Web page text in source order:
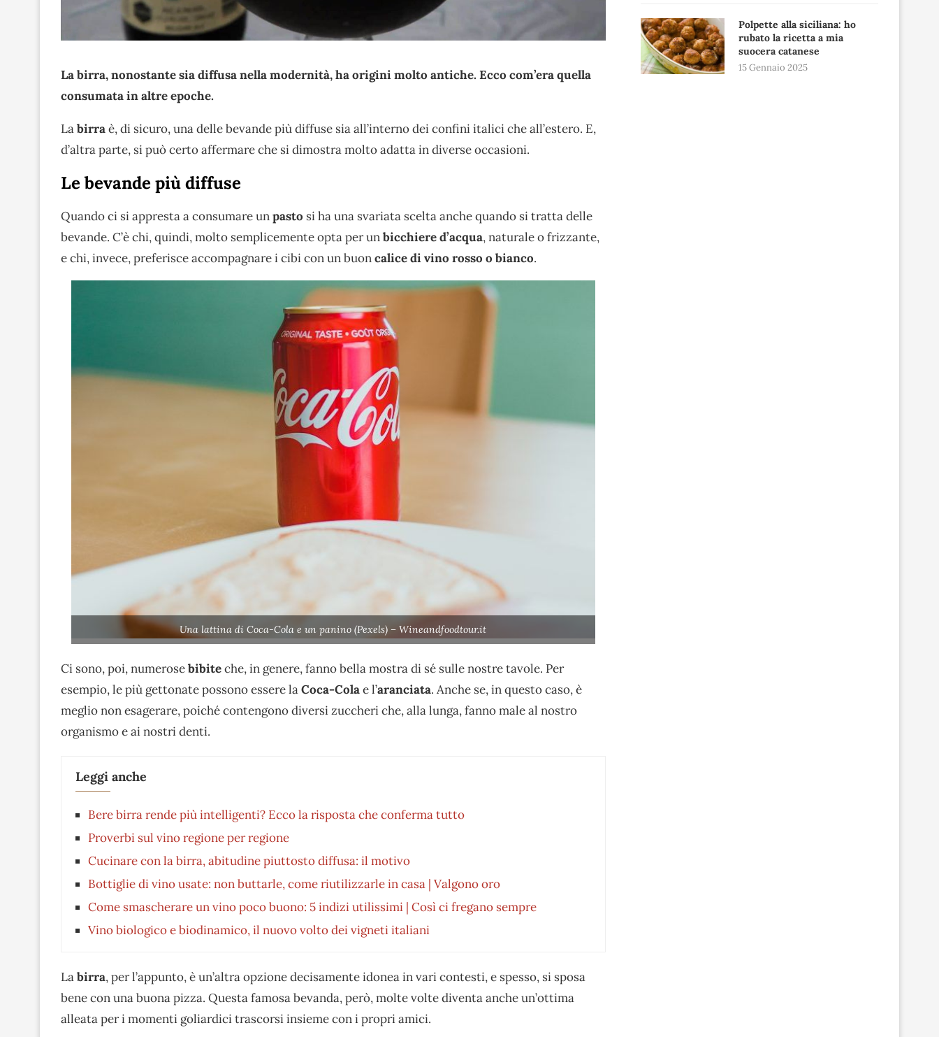
La birra, nonostante sia diffusa nella modernità, ha origini molto antiche. Ecco com’era quella
consumata in altre epoche.
Labirraè, di sicuro, una delle bevande più diffuse sia all’interno dei confini italici che all’estero. E,
d’altra parte, si può certo affermare che si dimostra molto adatta in diverse occasioni.
Le bevande più diffuse
Quando ci si appresta a consumare unpasto si ha una svariata scelta anche quando si tratta delle
bevande. C’è chi, quindi, molto semplicemente opta per unbicchiere d’acqua, naturale o frizzante,
e chi, invece, preferisce accompagnare i cibi con un buoncalice di vino rosso o bianco.
Una lattina di Coca-Cola e un panino (Pexels) – Wineandfoodtour.it
Ci sono, poi, numerosebibiteche, in genere, fanno bella mostra di sé sulle nostre tavole. Per
esempio, le più gettonate possono essere laCoca-Colae l’aranciata. Anche se, in questo caso, è
meglio non esagerare, poiché contengono diversi zuccheri che, alla lunga, fanno male al nostro
organismo e ai nostri denti.
Leggi anche
Bere birra rende più intelligenti? Ecco la risposta che conferma tutto
Proverbi sul vino regione per regione
Cucinare con la birra, abitudine piuttosto diffusa: il motivo
Bottiglie di vino usate: non buttarle, come riutilizzarle in casa | Valgono oro
Come smascherare un vino poco buono: 5 indizi utilissimi | Così ci fregano sempre
Vino biologico e biodinamico, il nuovo volto dei vigneti italiani
Labirra, per l’appunto, è un’altra opzione decisamente idonea in vari contesti, e spesso, si sposa
bene con una buona pizza. Questa famosa bevanda, però, molte volte diventa anche un’ottima
alleata per i momenti goliardici trascorsi insieme con i propri amici.
Polpette alla siciliana: ho
rubato la ricetta a mia
suocera catanese
15 Gennaio 2025